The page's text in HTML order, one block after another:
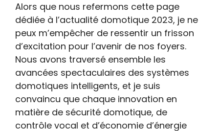
Alors que nous refermons cette page
dédiée à l’actualité domotique 2023, je ne
peux m’empêcher de ressentir un frisson
d’excitation pour l’avenir de nos foyers.
Nous avons traversé ensemble les
avancées spectaculaires des systèmes
domotiques intelligents, et je suis
convaincu que chaque innovation en
matière de sécurité domotique, de
contrôle vocal et d’économie d’énergie